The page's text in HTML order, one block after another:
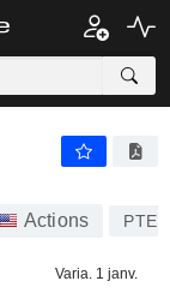
Actions PTEN
Varia. 1 janv.